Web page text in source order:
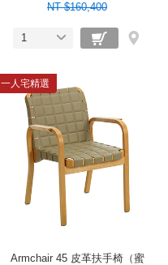
NT $160,400
1
一人宅精選
Armchair 45 皮革扶手椅（蜜